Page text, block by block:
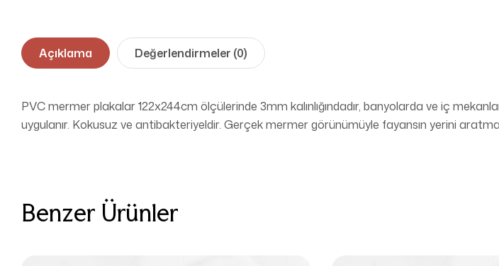
Açıklama Değerlendirmeler (0)
PVC mermer plakalar 122x244cm ölçülerinde 3mm kalınlığındadır, banyolarda ve iç
uygulanır. Kokusuz ve antibakteriyeldir. Gerçek mermer görünümüyle fayansın yerini
Benzer Ürünler